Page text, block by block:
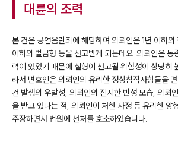
대륜의 조력
본 건은 공연음란죄에 해당하여 의뢰인은 1년 이하
이하의 벌금형 등을 선고받게 되는데요. 의뢰인은 동
력이 있었기 때문에 실형이 선고될 위험성이 상당히
라서 변호인은 의뢰인의 유리한 정상참작사항들을
건 발생의 우발성, 의뢰인의 진지한 반성 모습, 의뢰
을 받고 있다는 점, 의뢰인이 처한 사정 등 유리한 양
주장하면서 법원에 선처를 호소하였습니다.